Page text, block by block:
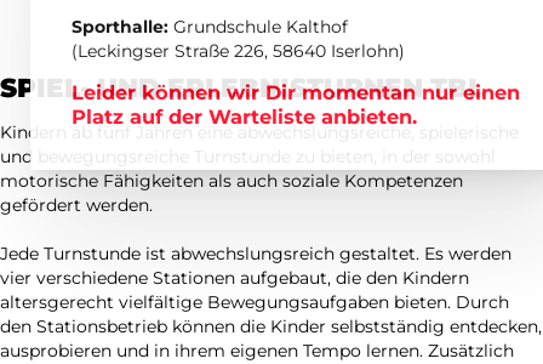
Sporthalle: Grundschule Kalthof
(Leckingser Straße 226, 58640 Iserlohn)
Leider können wir Dir momentan nur einen
Platz auf der Warteliste anbieten.
SPIEL- UND ERLEBNISTURNEN TBL
Kindern ab fünf Jahren eine abwechslungsreiche, spielerische
und bewegungsreiche Turnstunde zu bieten, in der sowohl
motorische Fähigkeiten als auch soziale Kompetenzen
gefördert werden.
Jede Turnstunde ist abwechslungsreich gestaltet. Es werden
vier verschiedene Stationen aufgebaut, die den Kindern
altersgerecht vielfältige Bewegungsaufgaben bieten. Durch
den Stationsbetrieb können die Kinder selbstständig entdecken,
ausprobieren und in ihrem eigenen Tempo lernen. Zusätzlich